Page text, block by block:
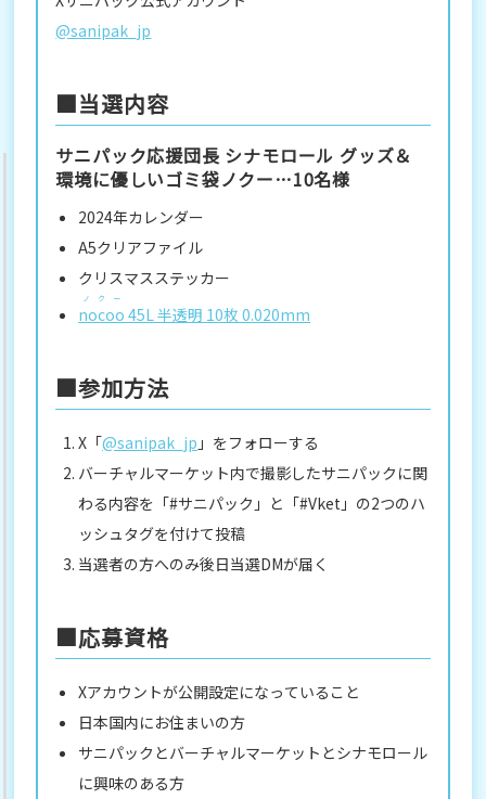
@sanipak_jp
■当選内容
サニパック応援団長 シナモロール グッズ＆
環境に優しいゴミ袋ノクー…10名様
2024年カレンダー
A5クリアファイル
クリスマスステッカー
nocoo
ノクー
45L 半透明 10枚 0.020mm
■参加方法
X「@sanipak_jp 」をフォローする
バーチャルマーケット内で撮影したサニパックに関
わる内容を「#サニパック」と「#Vket」の2つのハ
ッシュタグを付けて投稿
当選者の方へのみ後日当選DMが届く
■応募資格
Xアカウントが公開設定になっていること
日本国内にお住まいの方
サニパックとバーチャルマーケットとシナモロール
に興味のある方